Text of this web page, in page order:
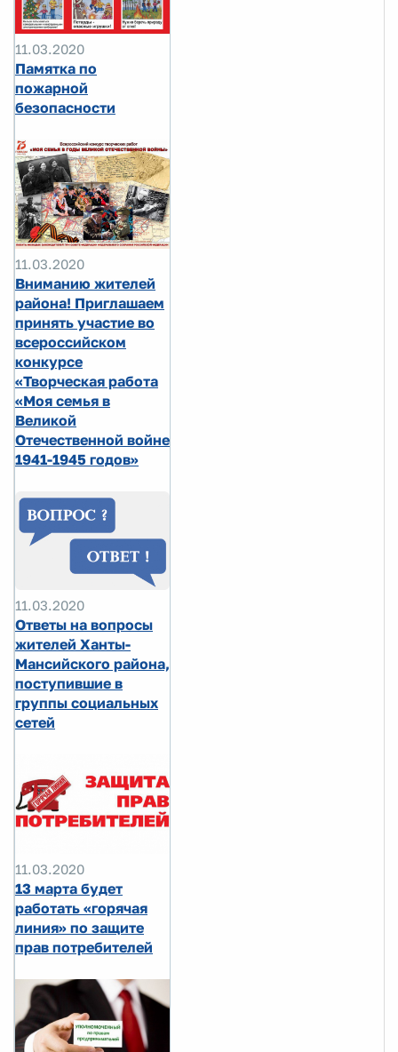
11.03.2020
Памятка по
пожарной
безопасности
11.03.2020
Вниманию жителей
района! Приглашаем
принять участие во
всероссийском
конкурсе
«Творческая работа
«Моя семья в
Великой
Отечественной войне
1941-1945 годов»
11.03.2020
Ответы на вопросы
жителей Ханты-
Мансийского района,
поступившие в
группы социальных
сетей
11.03.2020
13 марта будет
работать «горячая
линия» по защите
прав потребителей